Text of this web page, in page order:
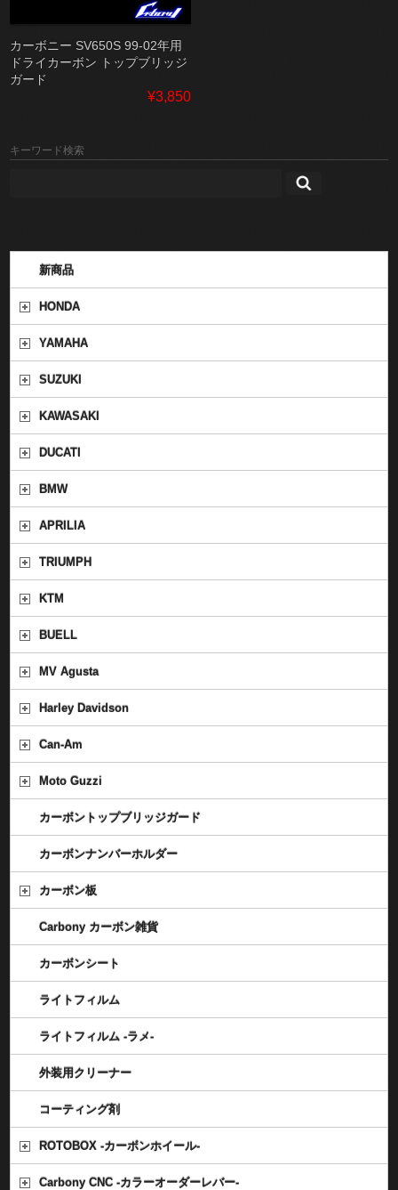
カーボニー SV650S 99-02年用
ドライカーボン トップブリッジ
ガード
¥3,850
キーワード検索
新商品
HONDA
YAMAHA
SUZUKI
KAWASAKI
DUCATI
BMW
APRILIA
TRIUMPH
KTM
BUELL
MV Agusta
Harley Davidson
Can-Am
Moto Guzzi
カーボントップブリッジガード
カーボンナンバーホルダー
カーボン板
Carbony カーボン雑貨
カーボンシート
ライトフィルム
ライトフィルム -ラメ-
外装用クリーナー
コーティング剤
ROTOBOX -カーボンホイール-
Carbony CNC -カラーオーダーレバー-